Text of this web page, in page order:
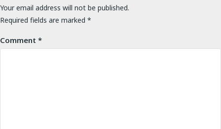
Your email address will not be published.
Required fields are marked *
Comment *